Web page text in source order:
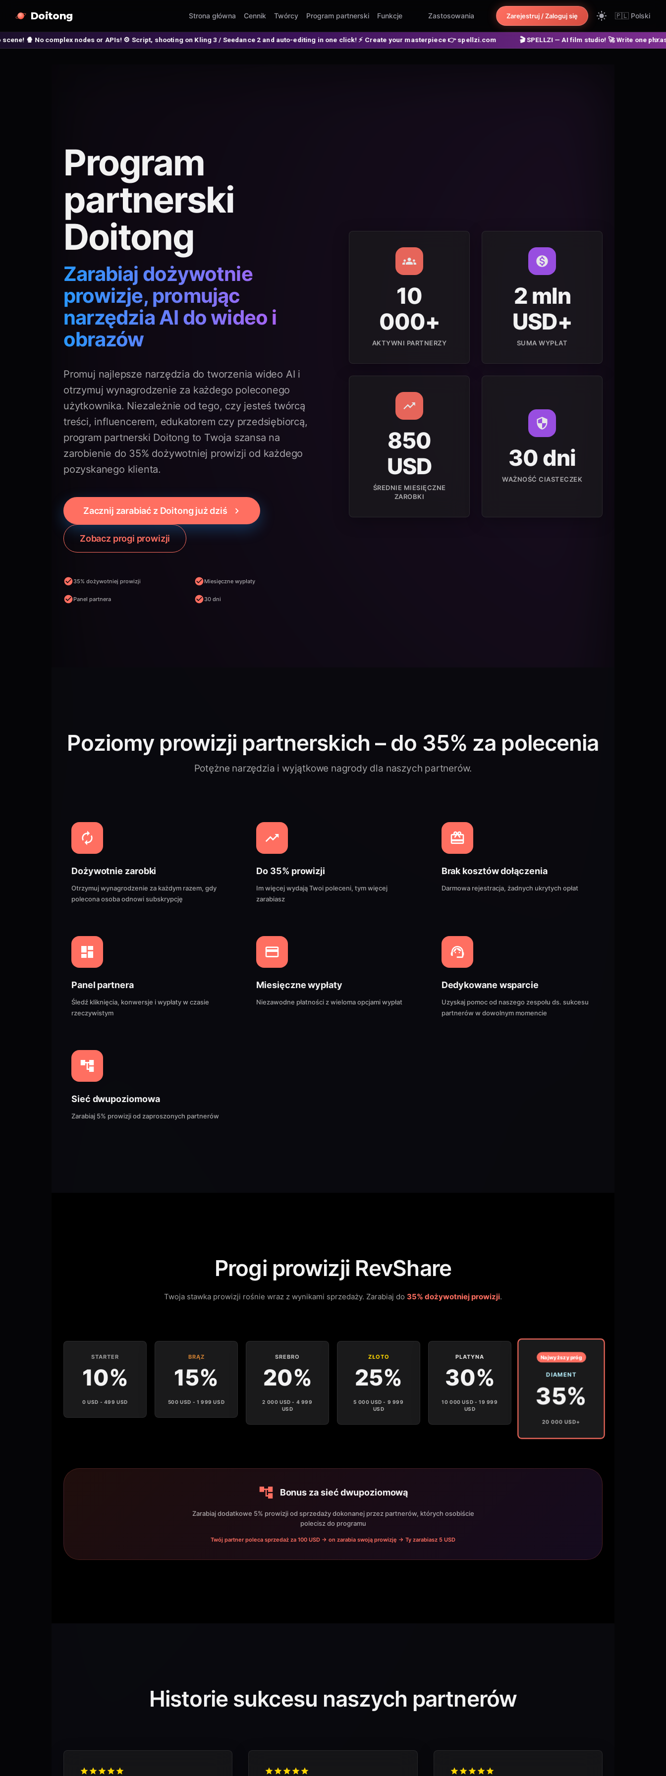
Doitong Strona główna Cennik Twórcy Program partnerski Funkcje Zastosowania Zarejestruj / Zaloguj się 🇵🇱 Polski
or APIs! ⚙️ Script, shooting on Kling 3 / Seedance 2 and auto-editing in one click! ⚡ Create your masterpiece 👉 spellzi.com 🎬 SPELLZI — AI film studio! 🚀 Write one phrase ➔ get a finished
Program
partnerski
Doitong
Zarabiaj dożywotnie
prowizje, promując
narzędzia AI do wideo i
obrazów
Promuj najlepsze narzędzia do tworzenia wideo AI i
otrzymuj wynagrodzenie za każdego poleconego
użytkownika. Niezależnie od tego, czy jesteś twórcą
treści, influencerem, edukatorem czy przedsiębiorcą,
program partnerski Doitong to Twoja szansa na
zarobienie do 35% dożywotniej prowizji od każdego
pozyskanego klienta.
Zacznij zarabiać z Doitong już dziś
Zobacz progi prowizji
35% dożywotniej prowizji Miesięczne wypłaty
Panel partnera 30 dni
10
000+
AKTYWNI PARTNERZY
2 mln
USD+
SUMA WYPŁAT
850
USD
ŚREDNIE MIESIĘCZNE
ZAROBKI
30 dni
WAŻNOŚĆ CIASTECZEK
Poziomy prowizji partnerskich – do 35% za polecenia
Potężne narzędzia i wyjątkowe nagrody dla naszych partnerów.
Dożywotnie zarobki
Otrzymuj wynagrodzenie za każdym razem, gdy
polecona osoba odnowi subskrypcję
Do 35% prowizji
Im więcej wydają Twoi poleceni, tym więcej
zarabiasz
Brak kosztów dołączenia
Darmowa rejestracja, żadnych ukrytych opłat
Panel partnera
Śledź kliknięcia, konwersje i wypłaty w czasie
rzeczywistym
Miesięczne wypłaty
Niezawodne płatności z wieloma opcjami wypłat
Dedykowane wsparcie
Uzyskaj pomoc od naszego zespołu ds. sukcesu
partnerów w dowolnym momencie
Sieć dwupoziomowa
Zarabiaj 5% prowizji od zaproszonych partnerów
Progi prowizji RevShare
Twoja stawka prowizji rośnie wraz z wynikami sprzedaży. Zarabiaj do 35% dożywotniej prowizji.
STARTER
10%
0 USD - 499 USD
BRĄZ
15%
500 USD - 1 999 USD
SREBRO
20%
2 000 USD - 4 999
USD
ZŁOTO
25%
5 000 USD - 9 999
USD
PLATYNA
30%
10 000 USD - 19 999
USD
Najwyższy próg
DIAMENT
35%
20 000 USD+
Bonus za sieć dwupoziomową
Zarabiaj dodatkowe 5% prowizji od sprzedaży dokonanej przez partnerów, których osobiście
polecisz do programu
Twój partner poleca sprzedaż za 100 USD → on zarabia swoją prowizję → Ty zarabiasz 5 USD
Historie sukcesu naszych partnerów